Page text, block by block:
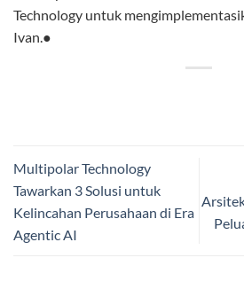
Technology untuk
Ivan.●
Multipolar Technology
Tawarkan 3 Solusi untuk
Kelincahan Perusahaan di Era
Agentic AI